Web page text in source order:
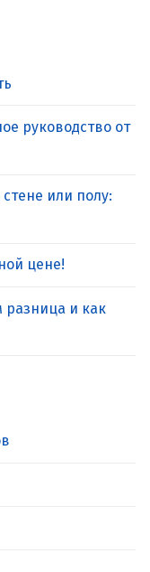
руководство от
или полу:
цене!
и как